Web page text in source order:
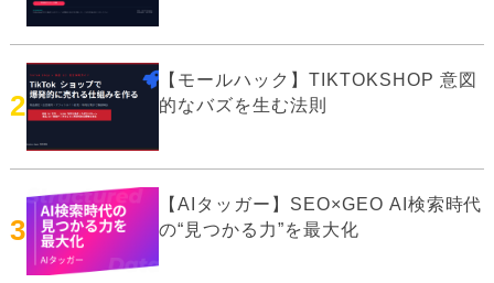
2
【モールハック】TIKTOKSHOP 意図
的なバズを生む法則
3
【AIタッガー】SEO×GEO AI検索時代
の“見つかる力”を最大化